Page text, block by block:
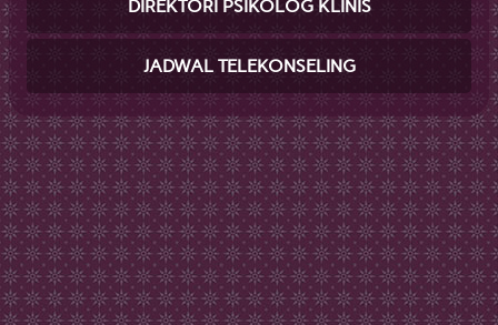
DIREKTORI PSIKOLOG KLINIS
JADWAL TELEKONSELING